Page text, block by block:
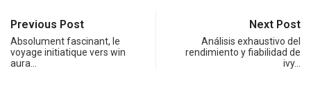
Previous Post
Absolument fascinant, le
voyage initiatique vers win
aura…
Next Post
Análisis exhaustivo del
rendimiento y fiabilidad de
ivy…